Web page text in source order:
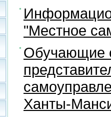
"Местное
Обучающие
Ханты-